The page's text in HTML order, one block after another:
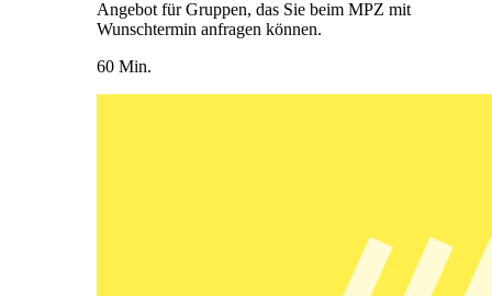
Angebot für Gruppen, das Sie beim MPZ mit
Wunschtermin anfragen können.
60 Min.